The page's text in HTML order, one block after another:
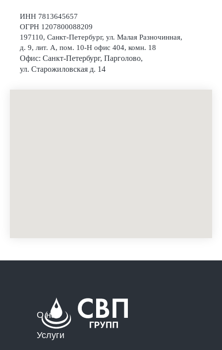
ИНН 7813645657
ОГРН 1207800088209
197110, Санкт-Петербург, ул. Малая Разночинная,
д. 9, лит. А, пом. 10-Н офис 404, комн. 18
Офис: Санкт-Петербург, Парголово,
ул. Старожиловская д. 14
О нас
Услуги